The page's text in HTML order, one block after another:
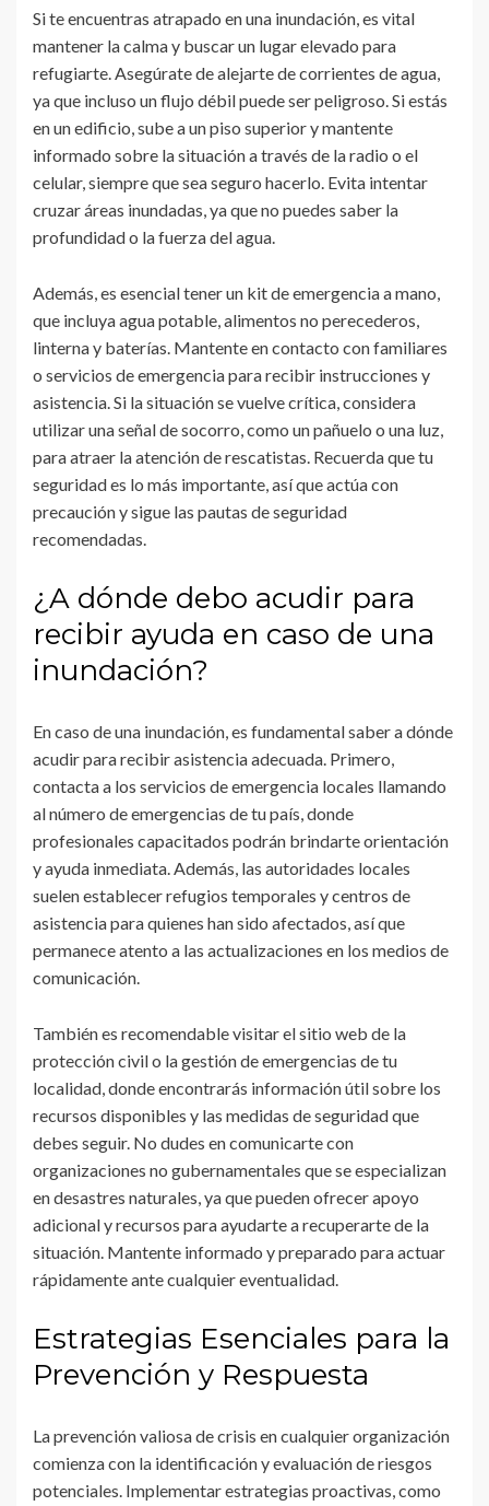
Si te encuentras atrapado en una inundación, es vital
mantener la calma y buscar un lugar elevado para
refugiarte. Asegúrate de alejarte de corrientes de agua,
ya que incluso un flujo débil puede ser peligroso. Si estás
en un edificio, sube a un piso superior y mantente
informado sobre la situación a través de la radio o el
celular, siempre que sea seguro hacerlo. Evita intentar
cruzar áreas inundadas, ya que no puedes saber la
profundidad o la fuerza del agua.
Además, es esencial tener un kit de emergencia a mano,
que incluya agua potable, alimentos no perecederos,
linterna y baterías. Mantente en contacto con familiares
o servicios de emergencia para recibir instrucciones y
asistencia. Si la situación se vuelve crítica, considera
utilizar una señal de socorro, como un pañuelo o una luz,
para atraer la atención de rescatistas. Recuerda que tu
seguridad es lo más importante, así que actúa con
precaución y sigue las pautas de seguridad
recomendadas.
¿A dónde debo acudir para
recibir ayuda en caso de una
inundación?
En caso de una inundación, es fundamental saber a dónde
acudir para recibir asistencia adecuada. Primero,
contacta a los servicios de emergencia locales llamando
al número de emergencias de tu país, donde
profesionales capacitados podrán brindarte orientación
y ayuda inmediata. Además, las autoridades locales
suelen establecer refugios temporales y centros de
asistencia para quienes han sido afectados, así que
permanece atento a las actualizaciones en los medios de
comunicación.
También es recomendable visitar el sitio web de la
protección civil o la gestión de emergencias de tu
localidad, donde encontrarás información útil sobre los
recursos disponibles y las medidas de seguridad que
debes seguir. No dudes en comunicarte con
organizaciones no gubernamentales que se especializan
en desastres naturales, ya que pueden ofrecer apoyo
adicional y recursos para ayudarte a recuperarte de la
situación. Mantente informado y preparado para actuar
rápidamente ante cualquier eventualidad.
Estrategias Esenciales para la
Prevención y Respuesta
La prevención valiosa de crisis en cualquier organización
comienza con la identificación y evaluación de riesgos
potenciales. Implementar estrategias proactivas, como